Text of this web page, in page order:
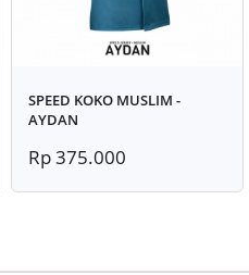
SPEED KOKO MUSLIM -
AYDAN
Rp 375.000